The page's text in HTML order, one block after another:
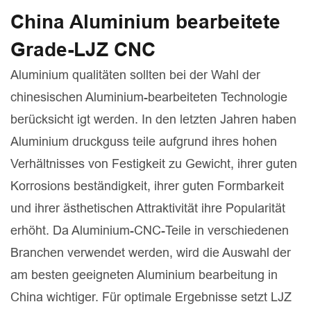
China Aluminium bearbeitete
Grade-LJZ CNC
Aluminium qualitäten sollten bei der Wahl der
chinesischen Aluminium-bearbeiteten Technologie
berücksicht igt werden. In den letzten Jahren haben
Aluminium druckguss teile aufgrund ihres hohen
Verhältnisses von Festigkeit zu Gewicht, ihrer guten
Korrosions beständigkeit, ihrer guten Formbarkeit
und ihrer ästhetischen Attraktivität ihre Popularität
erhöht. Da Aluminium-CNC-Teile in verschiedenen
Branchen verwendet werden, wird die Auswahl der
am besten geeigneten Aluminium bearbeitung in
China wichtiger. Für optimale Ergebnisse setzt LJZ